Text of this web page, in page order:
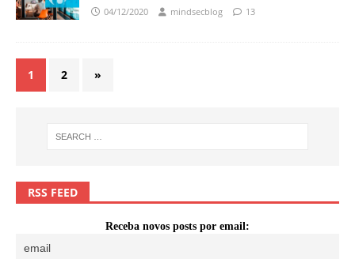
04/12/2020 mindsecblog 13
1 2 »
RSS FEED
Receba novos posts por email: